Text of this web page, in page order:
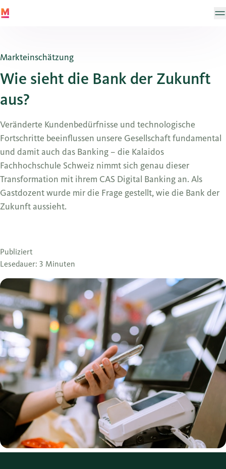
Markteinschätzung
Wie sieht die Bank der Zukunft
aus?
Veränderte Kundenbedürfnisse und technologische
Fortschritte beeinflussen unsere Gesellschaft fundamental
und damit auch das Banking – die Kalaidos
Fachhochschule Schweiz nimmt sich genau dieser
Transformation mit ihrem CAS Digital Banking an. Als
Gastdozent wurde mir die Frage gestellt, wie die Bank der
Zukunft aussieht.
Publiziert
Lesedauer: 3 Minuten